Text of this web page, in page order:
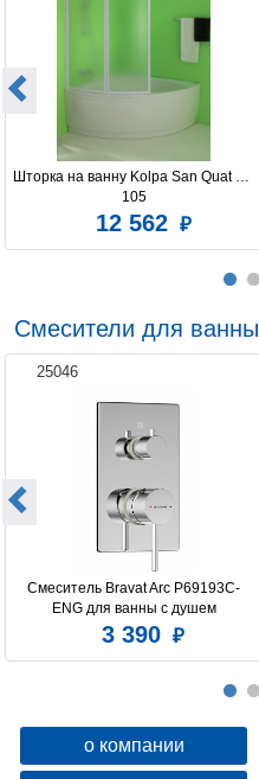
Шторка на ванну Kolpa San Quat TP
105
12 562
Смесители для ванны
25046
Смеситель Bravat Arc P69193C-
ENG для ванны с душем
3 390
о компании